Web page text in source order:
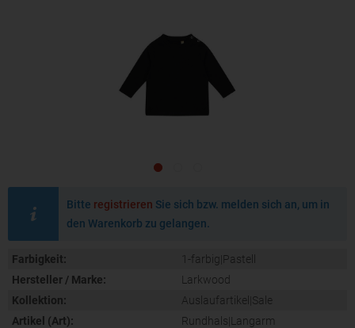
Bitte registrieren Sie sich bzw. melden sich an, um in
den Warenkorb zu gelangen.
Farbigkeit:
1-farbig|Pastell
Hersteller / Marke:
Larkwood
Kollektion:
Auslaufartikel|Sale
Artikel (Art):
Rundhals|Langarm